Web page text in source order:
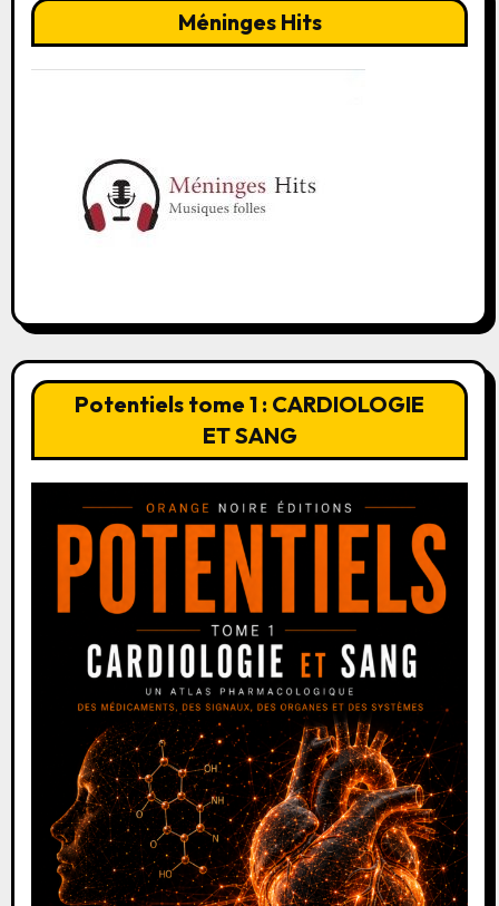
Méninges Hits
Potentiels tome 1 : CARDIOLOGIE
ET SANG